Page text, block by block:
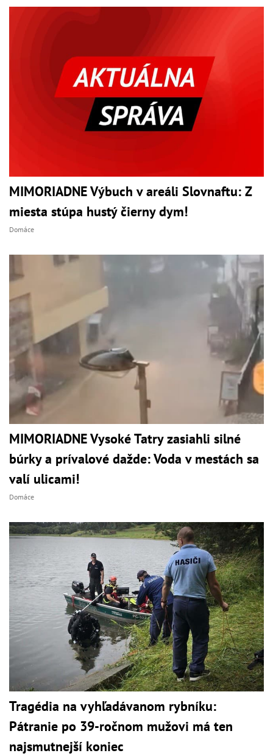
MIMORIADNE Výbuch v areáli Slovnaftu: Z
miesta stúpa hustý čierny dym!
Domáce
MIMORIADNE Vysoké Tatry zasiahli silné
búrky a prívalové dažde: Voda v mestách sa
valí ulicami!
Domáce
Tragédia na vyhľadávanom rybníku:
Pátranie po 39-ročnom mužovi má ten
najsmutnejší koniec